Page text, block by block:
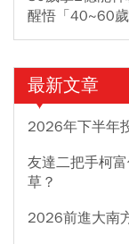
醒悟「40~60
最新文章
2026年下半年
友達二把手柯
草？
2026前進大南